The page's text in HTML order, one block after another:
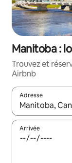
Manitoba :
Trouvez et
Airbnb
Adresse
Lorsque les
Arrivée